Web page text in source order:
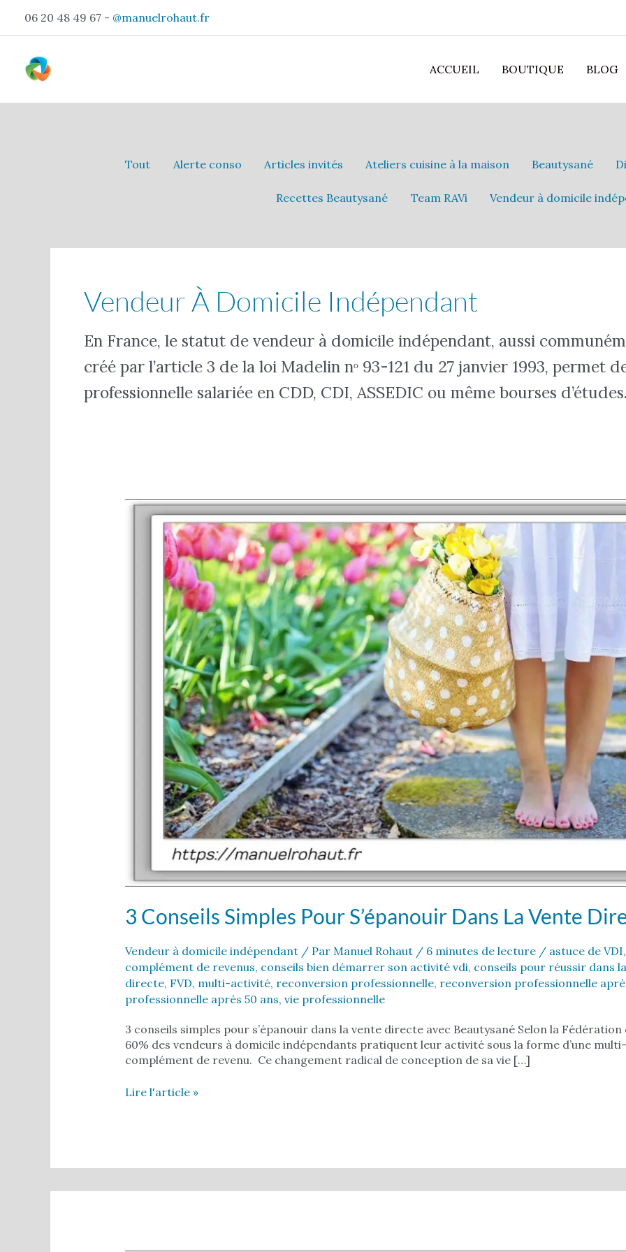
contenu
06 20 48 49 67 - @manuelrohaut.fr
ACCUEIL BOUTIQUE BLOG
Par
Tout Alerte conso Articles invités Ateliers cuisine à la maison Beautysané
Recettes Beautysané Team RAVi Vendeur à domicile
Vendeur À Domicile Indépendant
En France, le statut de vendeur à domicile indépendant, aussi
créé par l’article 3 de la loi Madelin nᵒ 93-121 du 27 janvier 1993, permet
professionnelle salariée en CDD, CDI, ASSEDIC ou même bourses
3 Conseils Simples Pour S’épanouir Dans La Vente
Vendeur à domicile indépendant/ Par Manuel Rohaut / 6 minutes de lecture/ astuce de VDI
complément de revenus, conseils bien démarrer son activité vdi, conseils pour réussir dans
directe, FVD, multi-activité, reconversion professionnelle, reconversion professionnelle
professionnelle après 50 ans, vie professionnelle
3 conseils simples pour s’épanouir dans la vente directe avec Beautysané Selon la
60% des vendeurs à domicile indépendants pratiquent leur activité sous la forme d’une
complément de revenu. Ce changement radical de conception de sa vie […]
conseils
simples
s’épanouir
Lire l'article »